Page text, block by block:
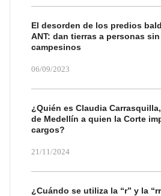
El desorden de los predios
ANT: dan tierras a personas
campesinos
06/09/2023
¿Quién es Claudia
de Medellín a quien la Corte
cargos?
21/11/2024
¿Cuándo se utiliza la “r” y la